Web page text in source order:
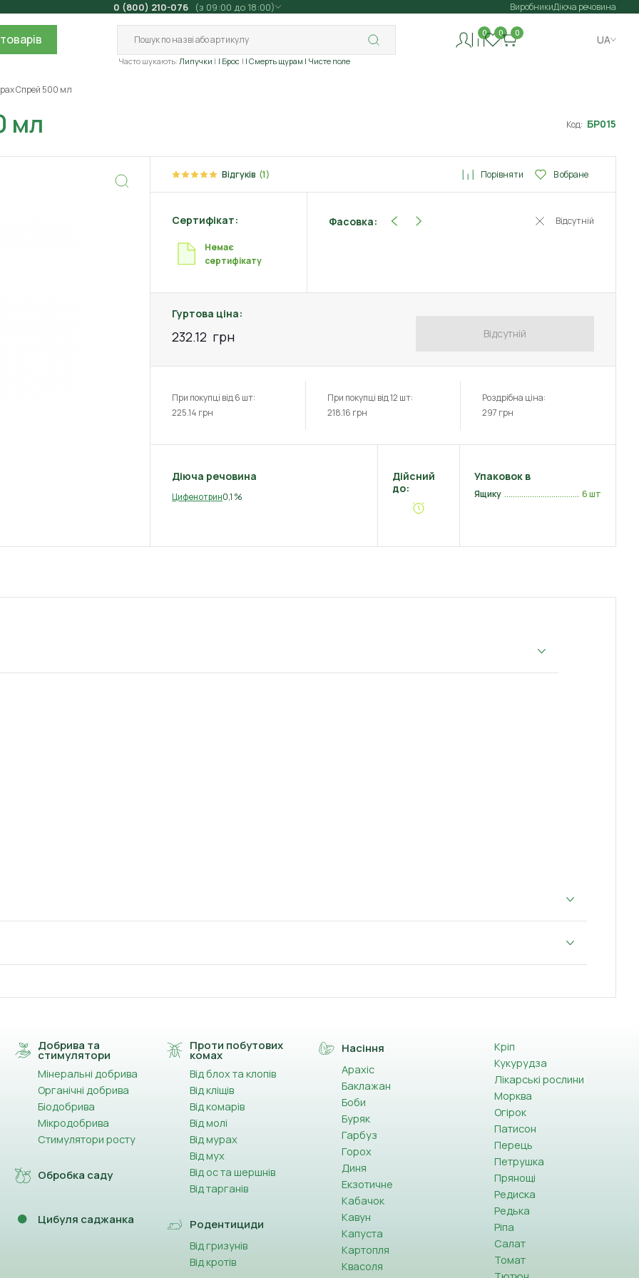
0 (800) 210-076 (з 09:00 до 18:00) ВиробникиДіюча речовина
Часто шукають: Липучки | Брос | Смерть щурам | Чисте поле
0 0 0
UA
Спрей 500 мл
мл Код: БР015
Відгуків (1) Порівняти В обране
Сертифікат:
Немає
сертифікату
Фасовка: Відсутній
Гуртова ціна:
232.12 грн Відсутній
При покупці від 6 шт:
225.14 грн
При покупці від 12 шт:
218.16 грн
Роздрібна ціна:
297 грн
Діюча речовина
Цифенотрин0,1 %
Дійсний
до:
Упаковок в
Ящику 6 шт
Добрива та
стимулятори
Мінеральні добрива
Органічні добрива
Біодобрива
Мікродобрива
Стимулятори росту
Обробка саду
Цибуля саджанка
Проти побутових
комах
Від блох та клопів
Від кліщів
Від комарів
Від молі
Від мурах
Від мух
Від ос та шершнів
Від тарганів
Родентициди
Від гризунів
Від кротів
Насіння
Арахіс
Баклажан
Боби
Буряк
Гарбуз
Горох
Диня
Екзотичне
Кабачок
Кавун
Капуста
Картопля
Квасоля
Кріп
Кукурудза
Лікарські рослини
Морква
Огірок
Патисон
Перець
Петрушка
Прянощі
Редиска
Редька
Ріпа
Салат
Томат